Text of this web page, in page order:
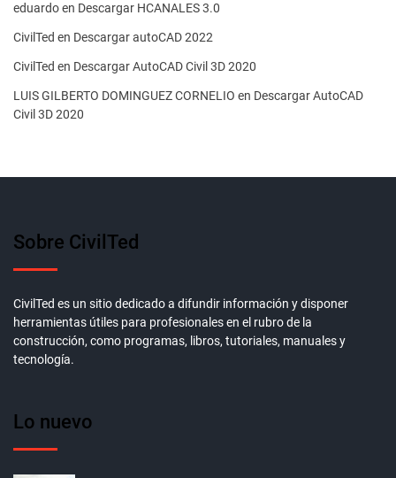
eduardoen Descargar HCANALES 3.0
CivilTed en Descargar autoCAD 2022
CivilTed en Descargar AutoCAD Civil 3D 2020
LUIS GILBERTO DOMINGUEZ CORNELIO en Descargar AutoCAD
Civil 3D 2020
Sobre CivilTed
CivilTed es un sitio dedicado a difundir información y disponer
herramientas útiles para profesionales en el rubro de la
construcción, como programas, libros, tutoriales, manuales y
tecnología.
Lo nuevo